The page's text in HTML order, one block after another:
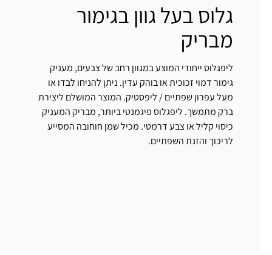
גלוס בעל גוון בגימור
מבריק
ליפגלוס ייחודי המוצע במגוון רחב של צבעים, מעניק
גימור דמוי זכוכית או בוהק עדין. ניתן להניחו לבדו או
מעל עפרון שפתיים / ליפסטיק. המוצר המושלם ליצירת
ברק מתמשך. ליפגלוס פיגמנטי ביותר, מבריק המעניק
כיסוי קליל או צבע דרמטי. מכיל שמן חוחובה המסייע
לריכוך והזנת השפתיים.